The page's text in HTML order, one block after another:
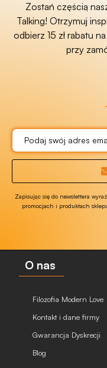
Zostań częścią
Talking! Otrzymuj
odbierz 15 zł rabatu
przy
Zapisując się do newslettera
promocjach i produktach
O nas
Filozofia Modern Love
Kontakt i dane firmy
Gwarancja Dyskrecji
Blog